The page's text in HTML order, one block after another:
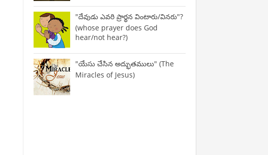
"దేవుడు ఎవరి ప్రార్థన వింటారు/వినరు"?
(whose prayer does God
hear/not hear?)
"యేసు చేసిన అద్భుతములు" (The
Miracles of Jesus)